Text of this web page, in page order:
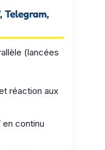
Telegram,
(lancées
réaction aux
en continu